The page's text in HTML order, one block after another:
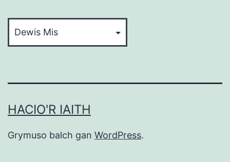
HACIO'R IAITH
Grymuso balch gan WordPress.